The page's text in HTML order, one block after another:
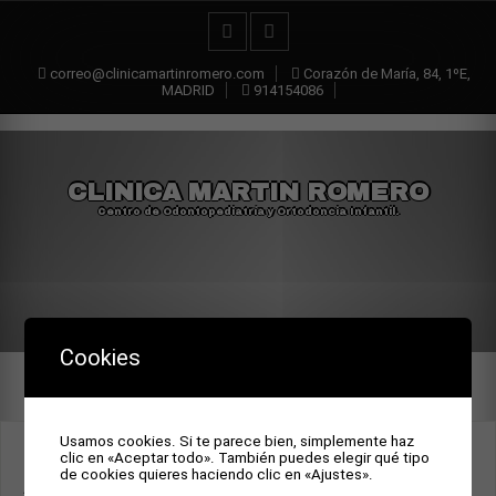
correo@clinicamartinromero.com
Corazón de María, 84, 1ºE,
MADRID
914154086
CLINICA MARTIN ROMERO
Centro de Odontopediatría y Ortodoncia Infantil.
THE IMPACT OF DENTAL
APPEARANCE AND ANXIETY ON
Cookies
Usamos cookies. Si te parece bien, simplemente haz
clic en «Aceptar todo». También puedes elegir qué tipo
de cookies quieres haciendo clic en «Ajustes».